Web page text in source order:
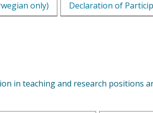
only) Declaration of
in teaching and research positions